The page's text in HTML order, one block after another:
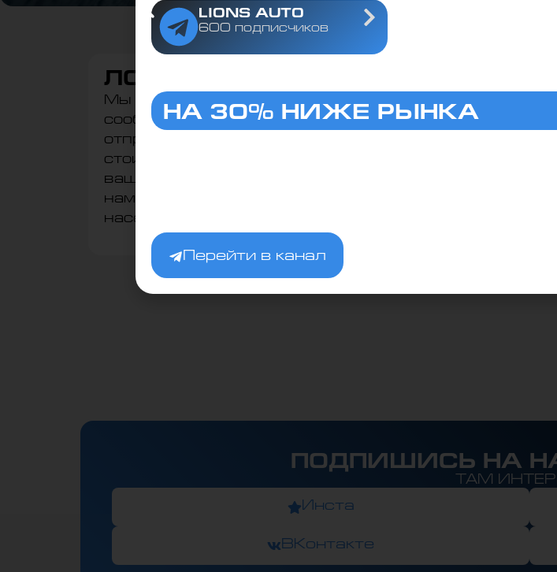
ЛОГИСТИКА ПО РФ
Мы поможем с доставкой по России. Просто
сообщите в какой пункт назначения необходима
отправка и наши специалисты рассчитают вам
стоимость доставки. Мы будем сопровождать
вашу технику с момента вашего обращения к
нам до получения её вами в указанном
населённом пункте.
ПОДПИШИСЬ НА
ТАМ
Инста
ВКонтакте
LIONS AUTO
600 подписчиков
НА 30% НИЖЕ РЫНКА
Перейти в канал